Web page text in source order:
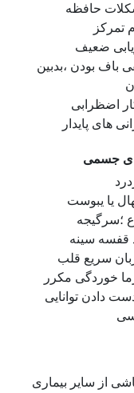
حافظه
تمرکز
ضعیف
باف بودن ،بدبین
اضظرابی
های پایدار
جسمی
یا یبوست
؛سرگیجه
قفسه سینه
سریع قلب
خوردگی مکرر
دست دادن توانایی
از سایر بیماری